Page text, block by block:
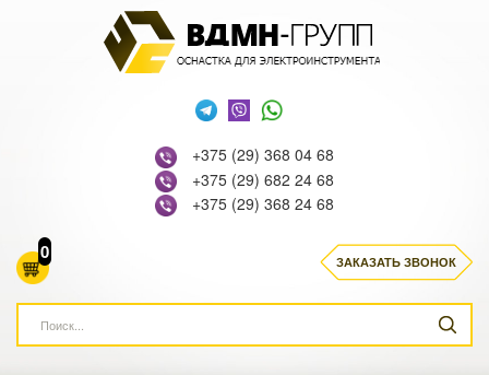
+375 (29) 368 04 68
+375 (29) 682 24 68
+375 (29) 368 24 68
0 ЗАКАЗАТЬ ЗВОНОК